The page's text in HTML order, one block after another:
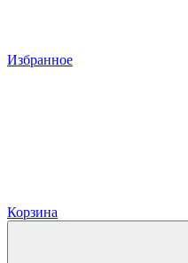
Избранное
Корзина